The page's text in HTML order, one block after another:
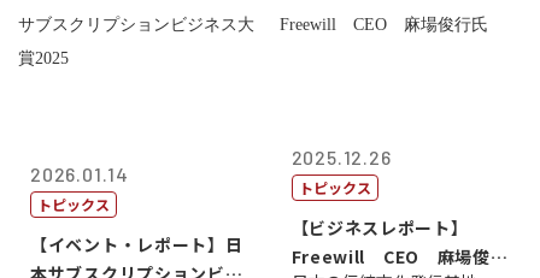
2026.01.14
トピックス
【イベント・レポート】日
本サブスクリプションビジ
2025.12.26
トピックス
【ビジネスレポート】
Freewill CEO 麻場俊行